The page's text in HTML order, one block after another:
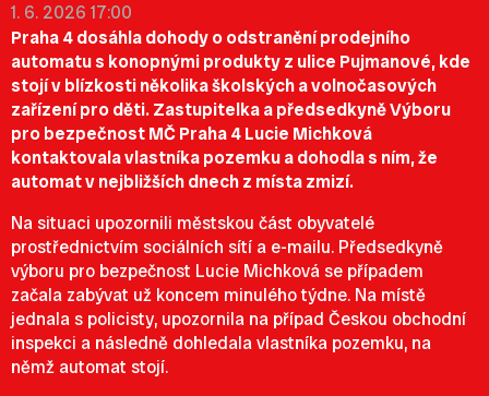
1. 6. 2026 17:00
Praha 4 dosáhla dohody o odstranění prodejního
automatu s konopnými produkty z ulice Pujmanové, kde
stojí v blízkosti několika školských a volnočasových
zařízení pro děti. Zastupitelka a předsedkyně Výboru
pro bezpečnost MČ Praha 4 Lucie Michková
kontaktovala vlastníka pozemku a dohodla s ním, že
automat v nejbližších dnech z místa zmizí.
Na situaci upozornili městskou část obyvatelé
prostřednictvím sociálních sítí a e-mailu. Předsedkyně
výboru pro bezpečnost Lucie Michková se případem
začala zabývat už koncem minulého týdne. Na místě
jednala s policisty, upozornila na případ Českou obchodní
inspekci a následně dohledala vlastníka pozemku, na
němž automat stojí.